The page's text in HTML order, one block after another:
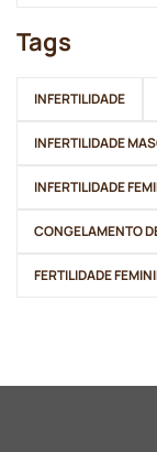
Tags
INFERTILIDADE
INFERTILIDADE
INFERTILIDADE
CONGELAMENTO
FERTILIDADE